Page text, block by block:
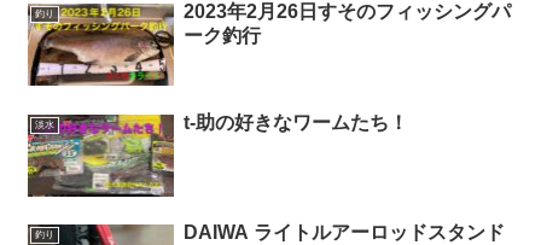
釣り
2023年2月26日すそのフィッシングパ
ーク釣行
淡水 t-助の好きなワームたち！
釣り
DAIWA ライトルアーロッドスタンド